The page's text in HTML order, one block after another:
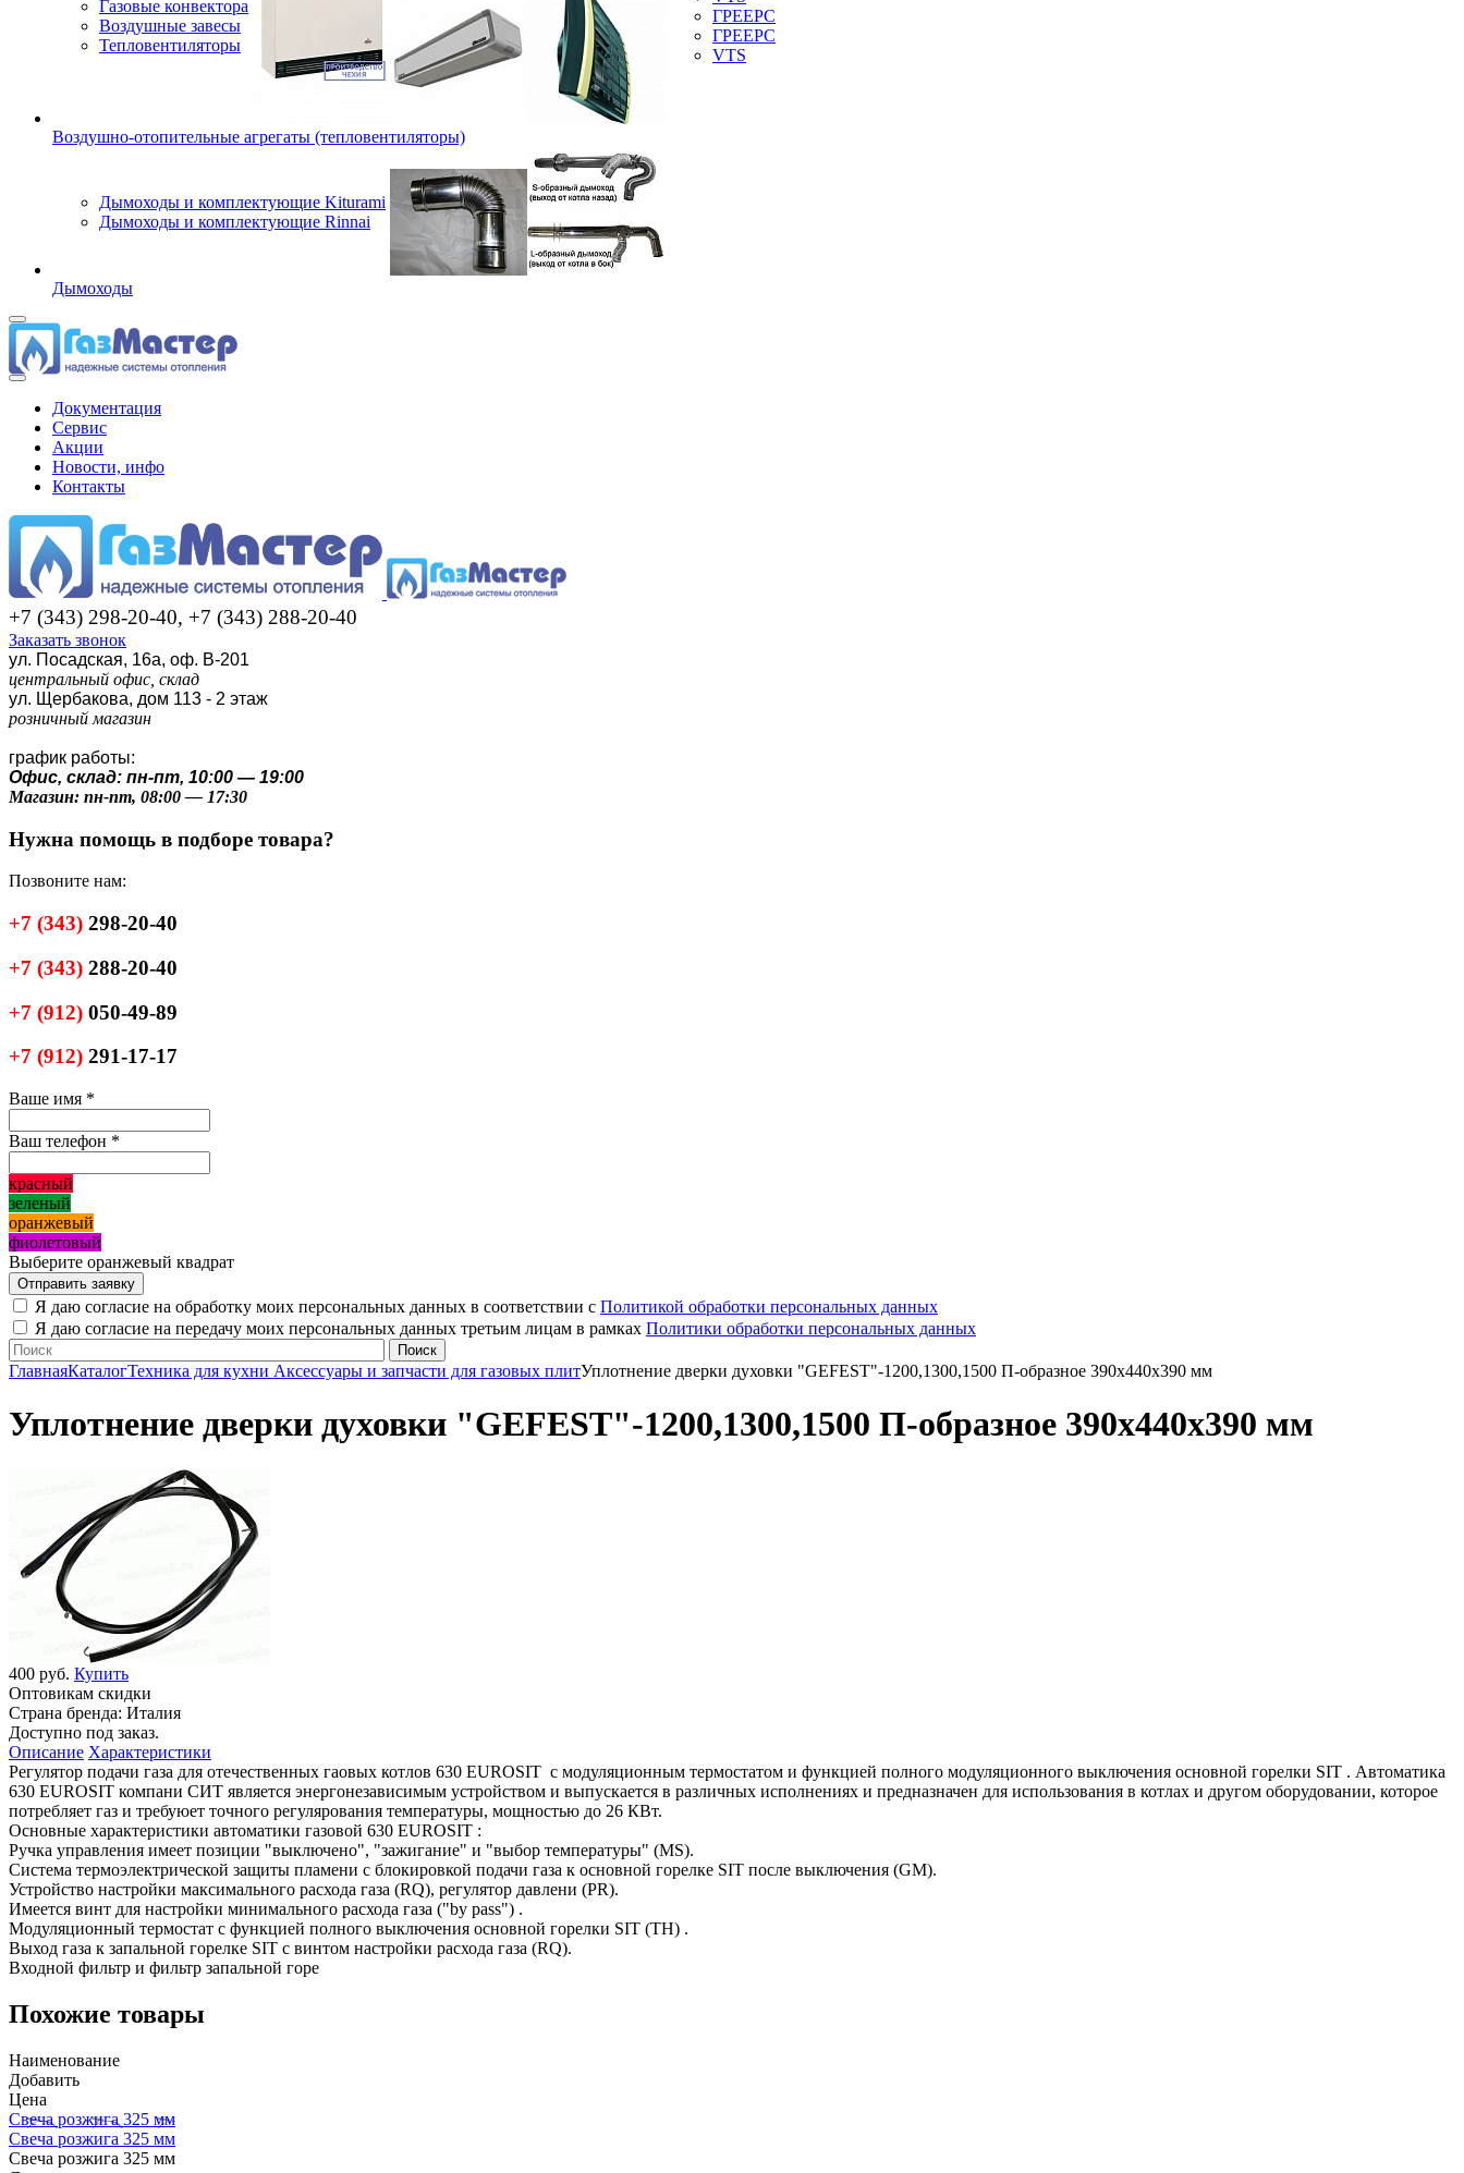
Газовые конвектора
Воздушные завесы
Тепловентиляторы
ГРЕЕРС
ГРЕЕРС
VTS
Воздушно-отопительные агрегаты (тепловентиляторы)
Дымоходы и комплектующие Kiturami
Дымоходы и комплектующие Rinnai
Дымоходы
Документация
Сервис
Акции
Новости, инфо
Контакты
+7 (343) 298-20-40, +7 (343) 288-20-40
Заказать звонок
ул. Посадская, 16а, оф. В-201
центральный офис, склад
ул. Щербакова, дом 113 - 2 этаж
розничный магазин
график работы:
Офис, склад: пн-пт, 10:00 — 19:00
Магазин: пн-пт, 08:00 — 17:30
Нужна помощь в подборе товара?
Позвоните нам:
+7 (343) 298-20-40
+7 (343) 288-20-40
+7 (912) 050-49-89
+7 (912) 291-17-17
Ваше имя *
Ваш телефон *
красный
зеленый
оранжевый
фиолетовый
Выберите оранжевый квадрат
Я даю согласие на обработку моих персональных данных в соответствии с Политикой обработки персональных данных
Я даю согласие на передачу моих персональных данных третьим лицам в рамках Политики обработки персональных данных
ГлавнаяКаталогТехника для кухни Аксессуары и запчасти для газовых плитУплотнение дверки духовки "GEFEST"-1200,1300,1500 П-образное 390х440х390 мм
Уплотнение дверки духовки "GEFEST"-1200,1300,1500 П-образное 390х440х390 мм
400 руб. Купить
Оптовикам скидки
Страна бренда: Италия
Доступно под заказ.
Описание Характеристики
Регулятор подачи газа для отечественных гаовых котлов 630 EUROSIT с модуляционным термостатом и функцией полного модуляционного выключения основной горелки SIT . Автоматика
630 EUROSIT компани СИТ является энергонезависимым устройством и выпускается в различных исполнениях и предназначен для использования в котлах и другом оборудовании, которое
потребляет газ и требуюет точного регулярования температуры, мощностью до 26 КВт.
Основные характеристики автоматики газовой 630 EUROSIT :
Ручка управления имеет позиции "выключено", "зажигание" и "выбор температуры" (MS).
Система термоэлектрической защиты пламени с блокировкой подачи газа к основной горелке SIT после выключения (GM).
Устройство настройки максимального расхода газа (RQ), регулятор давлени (PR).
Имеется винт для настройки минимального расхода газа ("by pass") .
Модуляционный термостат с функцией полного выключения основной горелки SIT (TH) .
Выход газа к запальной горелке SIT с винтом настройки расхода газа (RQ).
Входной фильтр и фильтр запальной горе
Похожие товары
Наименование
Добавить
Цена
Свеча розжига 325 мм
Свеча розжига 325 мм
Свеча розжига 325 мм